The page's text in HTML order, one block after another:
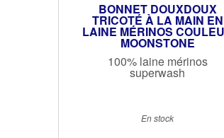
BONNET DOUXDOUX
TRICOTÉ À LA MAIN EN
LAINE MÉRINOS
MOONSTONE
100% laine mérinos
superwash
En stock